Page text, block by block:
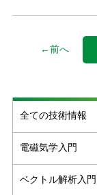
←前へ
全ての技術情報
電磁気学入門
ベクトル解析入門